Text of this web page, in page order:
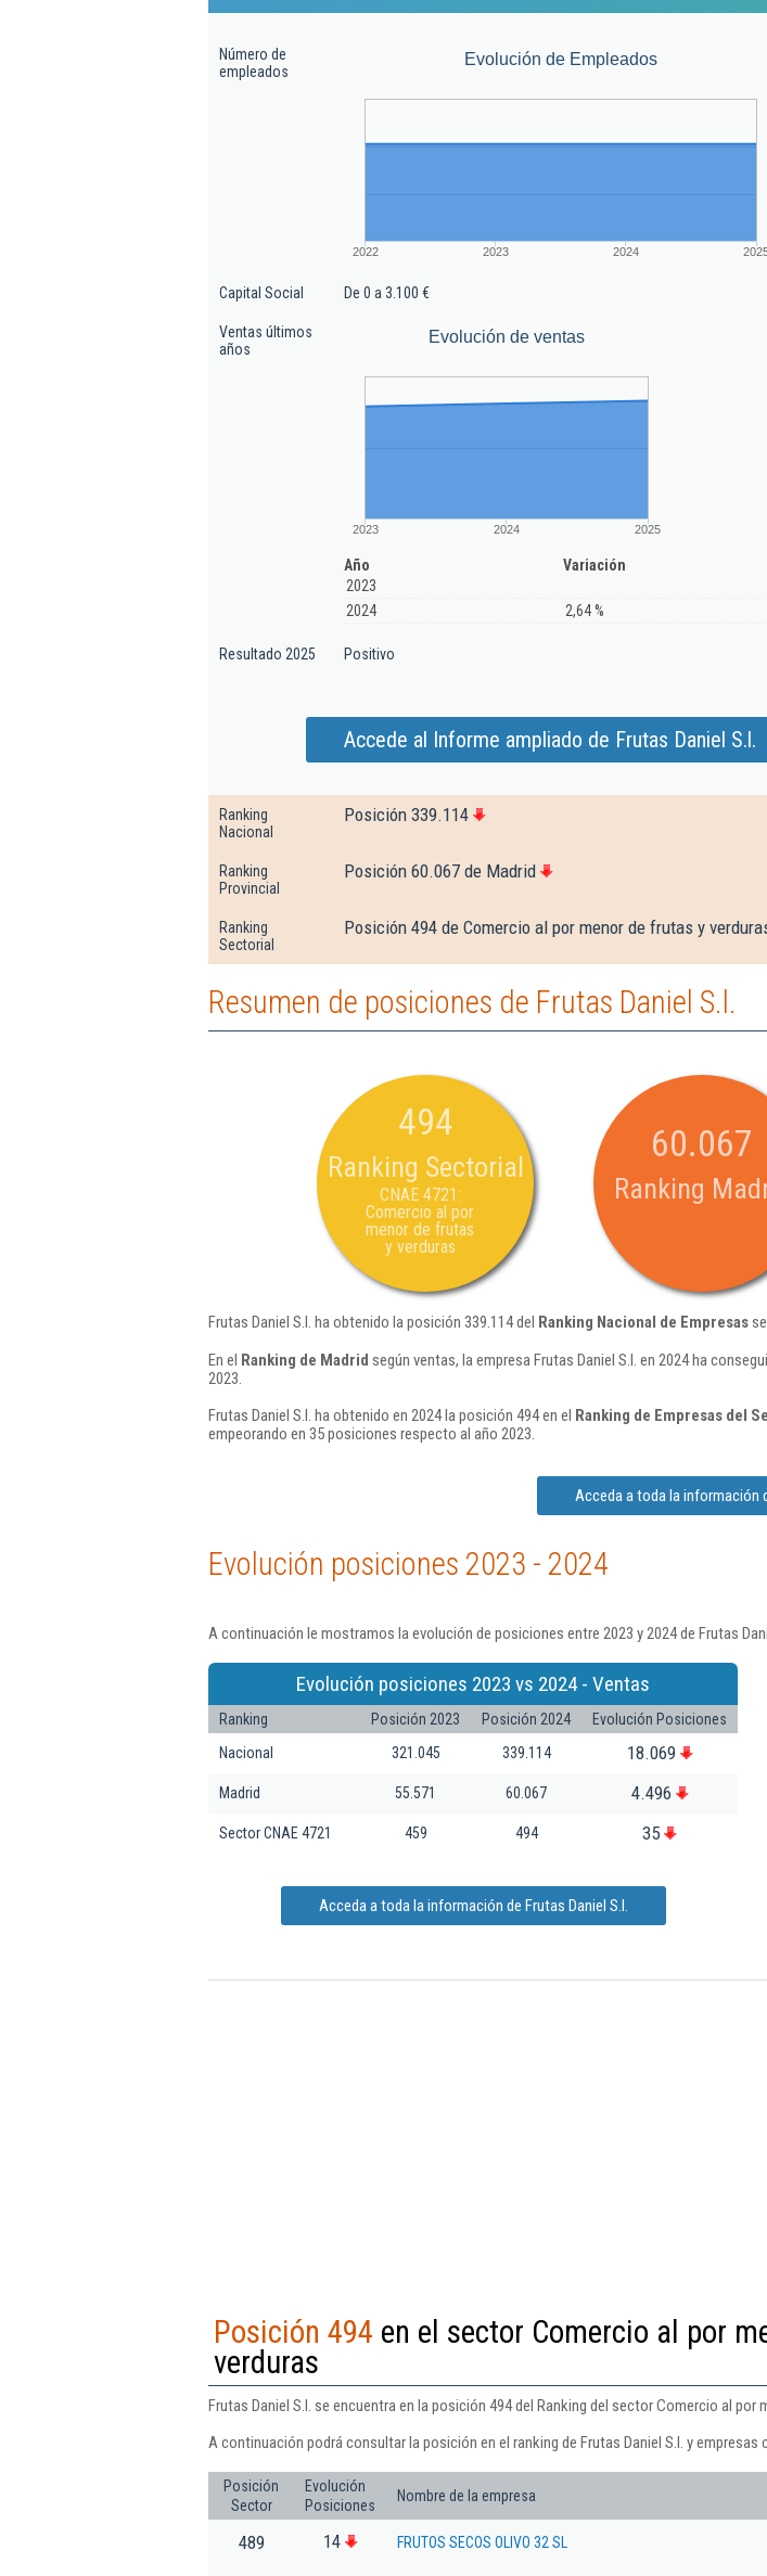
Número de
empleados
Evolución de Empleados
2022 2023 2024
Capital Social De 0 a 3.100 €
Ventas últimos
años
Evolución de ventas
2023 2024 2025
Año
Variación
2023
2024
2,64 %
Resultado 2025 Positivo
Accede al Informe ampliado de Frutas Daniel S.l.
Ranking
Nacional
Posición 339.114
Ranking
Provincial
Posición 60.067 de Madrid
Ranking
Sectorial
Posición 494 de Comercio al por menor de frutas y
Resumen de posiciones de Frutas Daniel S.l.
494
Ranking Sectorial
CNAE 4721:
Comercio al por
menor de frutas
y verduras
60.067
Ranking
Frutas Daniel S.l. ha obtenido la posición 339.114 del Ranking Nacional de Empresas
En el Ranking de Madrid según ventas, la empresa Frutas Daniel S.l. en 2024 ha
2023.
Frutas Daniel S.l. ha obtenido en 2024 la posición 494 en el Ranking de Empresas del
empeorando en 35 posiciones respecto al año 2023.
Acceda a toda la información
Evolución posiciones 2023 - 2024
A continuación le mostramos la evolución de posiciones entre 2023 y 2024 de Frutas
Evolución posiciones 2023 vs 2024 - Ventas
Ranking Posición 2023 Posición 2024
Evolución Posiciones
Nacional
321.045 339.114 18.069
Madrid 55.571 60.067 4.496
Sector CNAE 4721 459 494 35
Acceda a toda la información de Frutas Daniel S.l.
Posición 494 en el sector Comercio al por
verduras
Frutas Daniel S.l. se encuentra en la posición 494 del Ranking del sector Comercio al por
A continuación podrá consultar la posición en el ranking de Frutas Daniel S.l. y
Posición
Sector
Evolución
Posiciones
Nombre de la empresa
489 14 FRUTOS SECOS OLIVO 32 SL